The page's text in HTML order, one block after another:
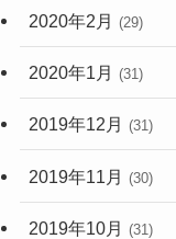
2020年2月 (29)
2020年1月 (31)
2019年12月 (31)
2019年11月 (30)
2019年10月 (31)